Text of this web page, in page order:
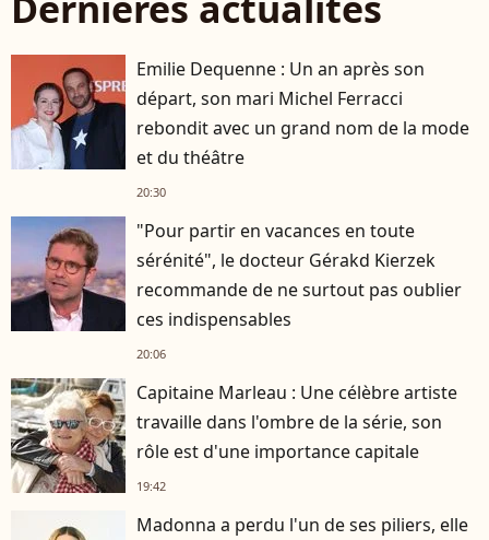
Emilie Dequenne : Un an après son
départ, son mari Michel Ferracci
rebondit avec un grand nom de la mode
et du théâtre
20:30
"Pour partir en vacances en toute
sérénité", le docteur Gérakd Kierzek
recommande de ne surtout pas oublier
ces indispensables
20:06
Capitaine Marleau : Une célèbre artiste
travaille dans l'ombre de la série, son
rôle est d'une importance capitale
19:42
Madonna a perdu l'un de ses piliers, elle